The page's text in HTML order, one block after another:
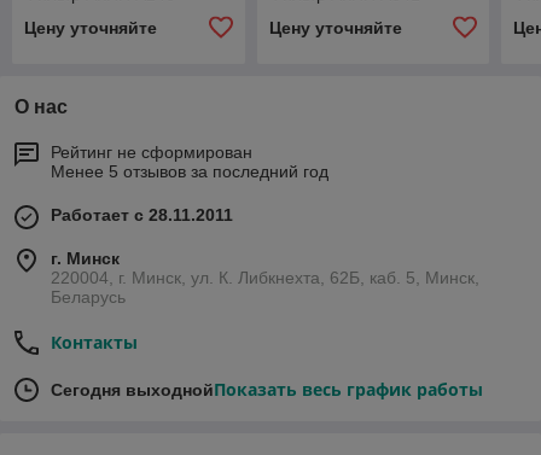
Цену уточняйте
Цену уточняйте
О нас
Рейтинг не сформирован
Менее 5 отзывов за последний год
Работает с 28.11.2011
г. Минск
220004, г. Минск, ул. К. Либкнехта, 62Б, каб. 5, Минск,
Беларусь
Контакты
Сегодня выходнойПоказать весь график работы